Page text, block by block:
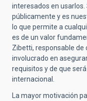
interesados en
públicamente y es
lo que permite a
es de un valor
Zibetti, responsable de
involucrado en
requisitos y de que
internacional.
La mayor motivación